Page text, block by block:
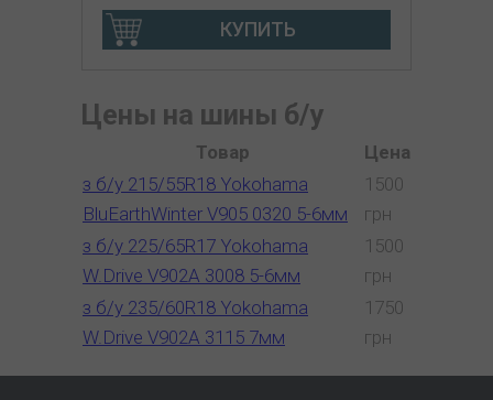
КУПИТЬ
Цены на шины б/у
Товар
Цена
з б/у 215/55R18 Yokohama
BluEarthWinter V905 0320 5-6мм
1500
грн
з б/у 225/65R17 Yokohama
W.Drive V902A 3008 5-6мм
1500
грн
з б/у 235/60R18 Yokohama
W.Drive V902A 3115 7мм
1750
грн